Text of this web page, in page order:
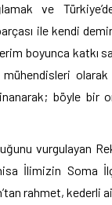
ve
ile kendi
boyunca
inanarak; böyle
vurgulayan
İlimizin Soma
rahmet, kederli